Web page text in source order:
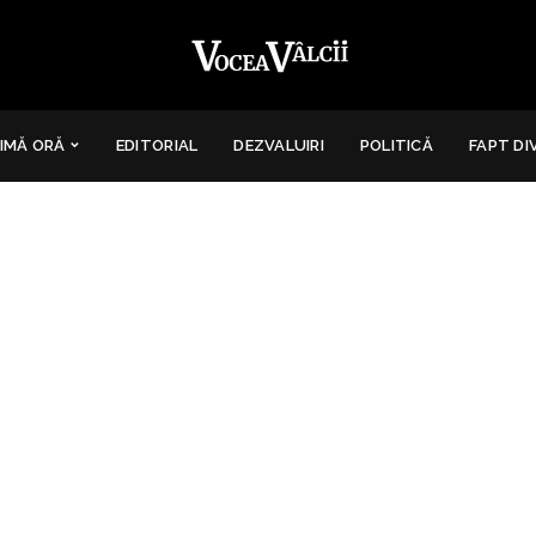
ORĂ EDITORIAL DEZVALUIRI POLITICĂ FAPT